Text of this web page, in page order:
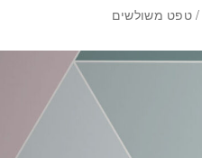
/ טפט משולשים